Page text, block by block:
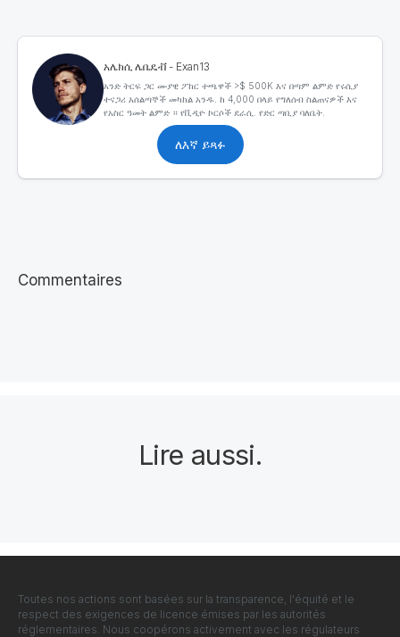
አሌክሲ ሌቤዴቭ - Exan13
አንድ ትርፍ ጋር ሙያዊ ፖከር ተጫዋች >$ 500K እና በጣም ልምድ የሩሲያ
ተናጋሪ አሰልጣኞች መካከል አንዱ. ከ 4,000 በላይ የግለሰብ ስልጠናዎች እና
የአስር ዓመት ልምድ ። የቪዲዮ ኮርሶች ደራሲ. የድር ጣቢያ ባለቤት.
ለእኛ ይጻፉ
Commentaires
Lire aussi.
Toutes nos actions sont basées sur la transparence, l'équité et le
respect des exigences de licence émises par les autorités
réglementaires. Nous coopérons activement avec les régulateurs